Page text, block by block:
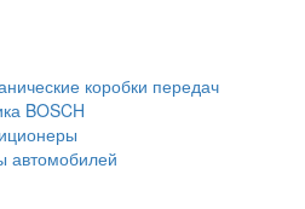
коробки передач
BOSCH
автомобилей